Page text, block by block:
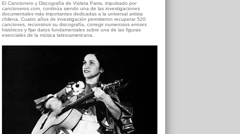
El Cancionero y Discografía de Violeta Parra, impulsado por
cancioneros.com, continúa siendo una de las investigaciones
documentales más importantes dedicadas a la universal artista
chilena. Cuatro años de investigación permitieron recuperar 520
canciones, reconstruir su discografía, corregir numerosos errores
históricos y fijar datos fundamentales sobre una de las figuras
esenciales de la música latinoamericana.